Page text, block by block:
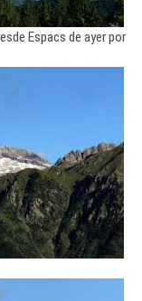
Espacs de ayer por